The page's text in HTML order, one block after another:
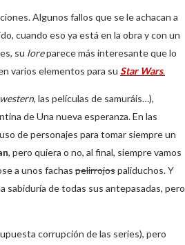
Algunos fallos que se le achacan a
cuando eso ya está en la obra y con un
su loreparece más interesante que lo
varios elementos para su Star Wars.
western, las películas de samuráis…),
de Una nueva esperanza. En las
de personajes para tomar siempre un
, pero quiera o no, al final, siempre vamos
a unos fachas pelirrojospaliduchos. Y
sabiduría de todas sus antepasadas, pero
corrupción de las series), pero